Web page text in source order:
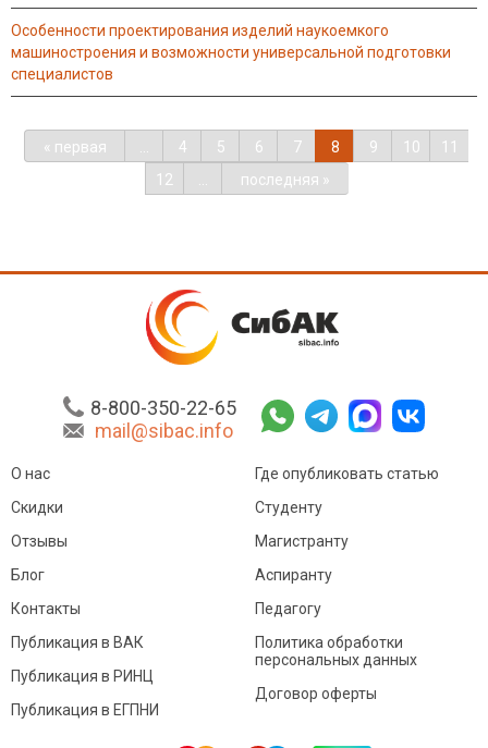
особенности проектирования изделий наукоемкого
машиностроения и возможности универсальной подготовки
специалистов
« первая 4 5 6 7 8 9 10
11
12
последняя »
8-800-350-22-65
mail@sibac.info
О нас
Скидки
Отзывы
Блог
Контакты
Где опубликовать статью
Студенту
Магистранту
Аспиранту
Педагогу
Публикация в ВАК
Публикация в РИНЦ
Публикация в ЕГПНИ
Политика обработки
персональных данных
Договор оферты